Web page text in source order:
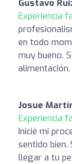
Gustavo
Experiencia
en todo
muy bueno.
alimentación.
Josue
Experiencia
Inicié mi
sentido bien.
llegar a tu